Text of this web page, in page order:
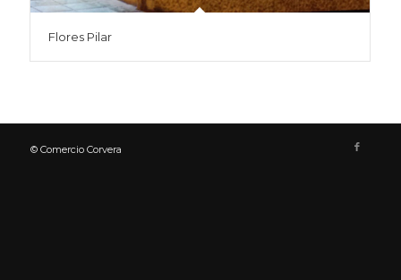
Flores Pilar
© Comercio Corvera